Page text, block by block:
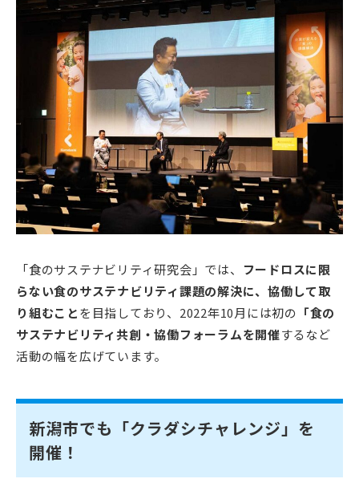
「食のサステナビリティ研究会」では、
フードロスに限
らない食のサステナビリティ課題の解決に、協働して取
り組むことを目指しており、2022年10月には初の 「食の
サステナビリティ共創・協働フォーラムを開催するなど
活動の幅を広げています。
新潟市でも「クラダシチャレンジ」を
開催！